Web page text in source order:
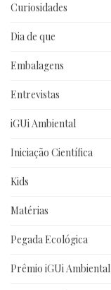
Curiosidades
Dia de que
Embalagens
Entrevistas
iGUi Ambiental
Iniciação Científica
Kids
Matérias
Pegada Ecológica
Prêmio iGUi Ambiental